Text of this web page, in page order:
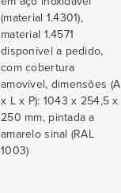
(material 1.4301),
material 1.4571
disponível a pedido,
com cobertura
amovível, dimensões (A
x L x P): 1043 x 254,5 x
250 mm, pintada a
amarelo sinal (RAL
1003)